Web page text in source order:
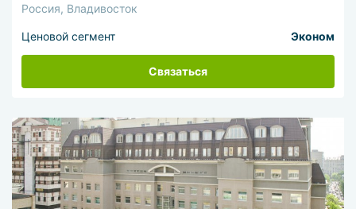
Россия, Владивосток
Ценовой сегмент Эконом
Связаться